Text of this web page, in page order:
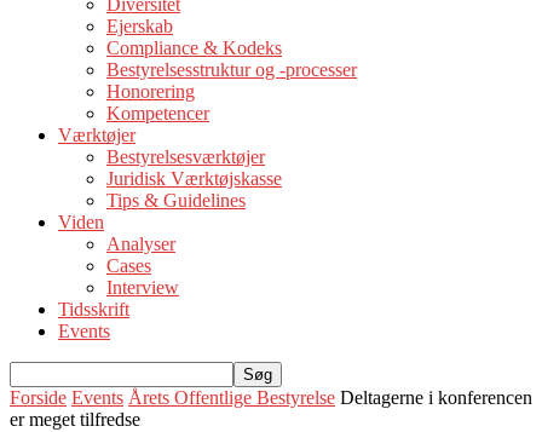
Diversitet
Ejerskab
Compliance & Kodeks
Bestyrelsesstruktur og -processer
Honorering
Kompetencer
Værktøjer
Bestyrelsesværktøjer
Juridisk Værktøjskasse
Tips & Guidelines
Viden
Analyser
Cases
Interview
Tidsskrift
Events
Forside Events Årets Offentlige Bestyrelse Deltagerne i konferencen
er meget tilfredse